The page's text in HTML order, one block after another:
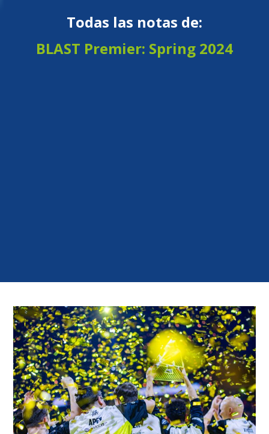
Todas las notas de:
BLAST Premier: Spring 2024